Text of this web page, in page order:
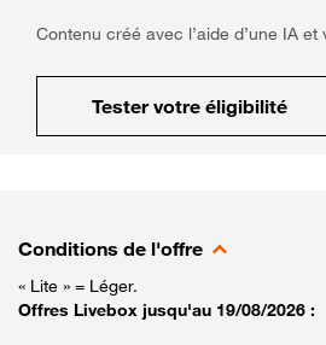
Contenu créé avec l’aide d’une IA
Tester votre éligibilité
Conditions de l'offre
« Lite » = Léger.
Offres Livebox jusqu'au 19/08/2026 :